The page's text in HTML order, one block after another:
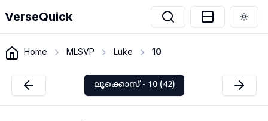
VerseQuick
Home MLSVP Luke 10
ലൂക്കൊസ് - 10 (42)